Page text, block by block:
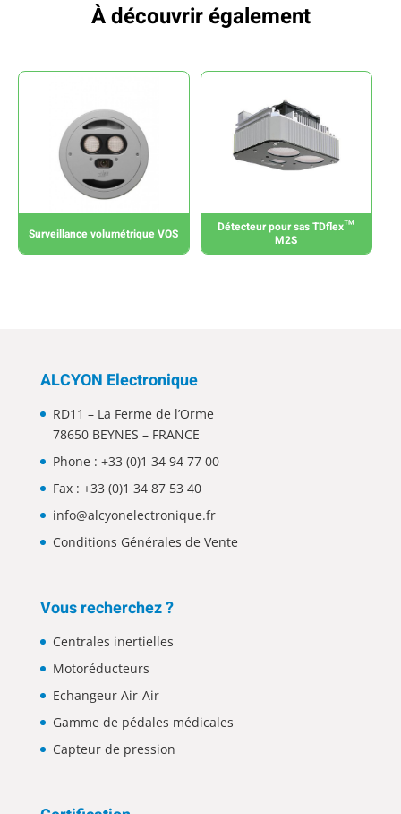
À découvrir également
Surveillance volumétrique VOS
Détecteur pour sas TDflex™
M2S
ALCYON Electronique
RD11 – La Ferme de l’Orme
78650 BEYNES – FRANCE
Phone : +33 (0)1 34 94 77 00
Fax : +33 (0)1 34 87 53 40
info@alcyonelectronique.fr
Conditions Générales de Vente
Vous recherchez ?
Centrales inertielles
Motoréducteurs
Echangeur Air-Air
Gamme de pédales médicales
Capteur de pression